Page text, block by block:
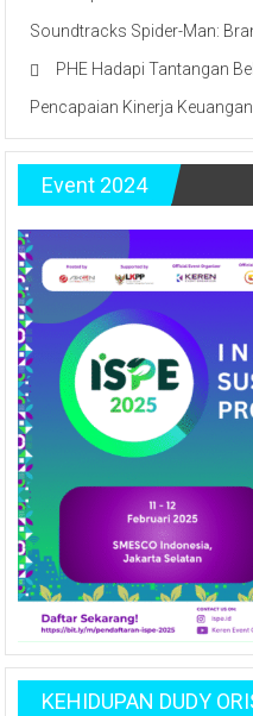
Soundtracks Spider-Man:
PHE Hadapi Tantangan
Pencapaian Kinerja
Event 2024
KEHIDUPAN DUDY